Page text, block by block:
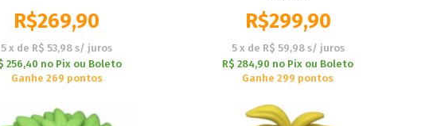
R$269,90
5 x de R$ 53,98 s/ juros
256,40 no Pix ou Boleto
Ganhe 269 pontos
R$299,90
5 x de R$ 59,98 s/ juros
R$ 284,90 no Pix ou Boleto
Ganhe 299 pontos